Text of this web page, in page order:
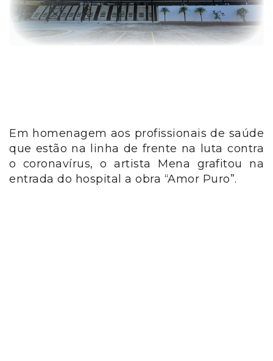
Em homenagem aos profissionais de saúde
que estão na linha de frente na luta contra
o coronavírus, o artista Mena grafitou na
entrada do hospital a obra “Amor Puro”.